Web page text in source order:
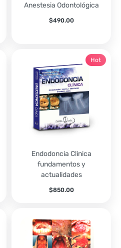
Anestesia Odontológica
$490.00
Endodoncia Clinica
fundamentos y
actualidades
$850.00
Hot